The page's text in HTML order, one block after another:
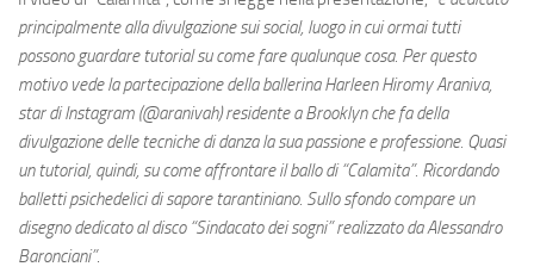
principalmente alla divulgazione sui social, luogo in cui ormai tutti
possono guardare tutorial su come fare qualunque cosa. Per questo
motivo vede la partecipazione della ballerina Harleen Hiromy Araniva,
star di Instagram (@aranivah) residente a Brooklyn che fa della
divulgazione delle tecniche di danza la sua passione e professione. Quasi
un tutorial, quindi, su come affrontare il ballo di “Calamita”. Ricordando
balletti psichedelici di sapore tarantiniano. Sullo sfondo compare un
disegno dedicato al disco “Sindacato dei sogni” realizzato da Alessandro
Baronciani”.